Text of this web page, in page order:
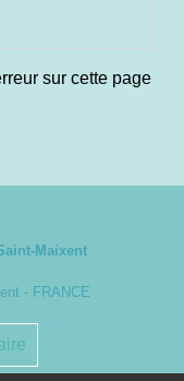
sur cette page
Maixent
- FRANCE